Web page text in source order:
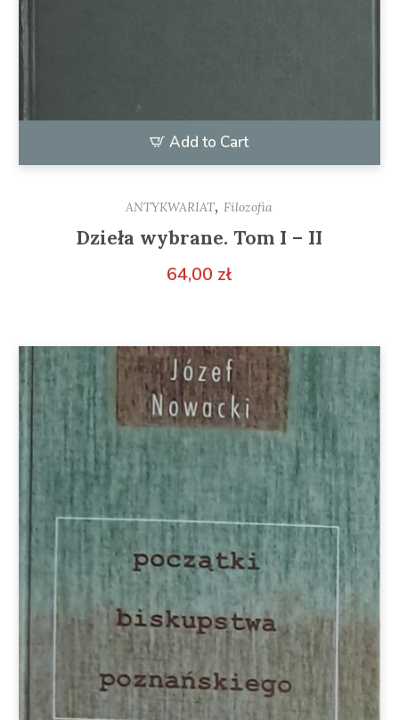
Add to Cart
ANTYKWARIAT,Filozofia
Dzieła wybrane. Tom I – II
64,00 zł